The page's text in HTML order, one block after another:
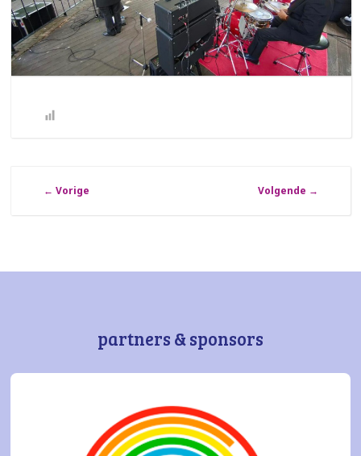
← Vorige Volgende →
partners & sponsors